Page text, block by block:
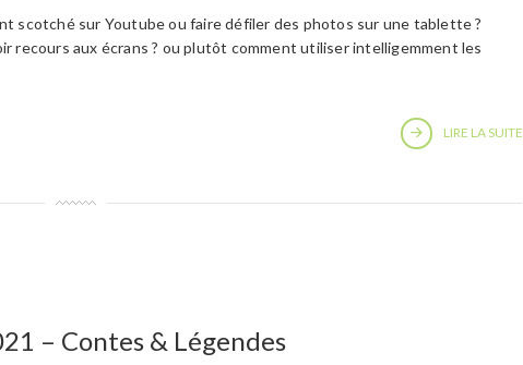
scotché sur Youtube ou faire défiler des photos sur une tablette ?
recours aux écrans ? ou plutôt comment utiliser intelligemment les
LIRE LA SUITE
– Contes & Légendes